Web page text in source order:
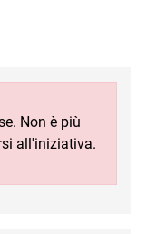
Non è più
all'iniziativa.